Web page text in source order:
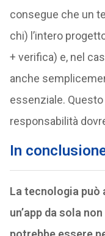
consegue che un
chi) l’intero
+ verifica) e, nel
anche
essenziale.
responsabilità
In
La tecnologia può
un’app da sola